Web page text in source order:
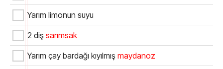
Yarım limonun suyu
2 diş sarımsak
Yarım çay bardağı kıyılmış maydanoz